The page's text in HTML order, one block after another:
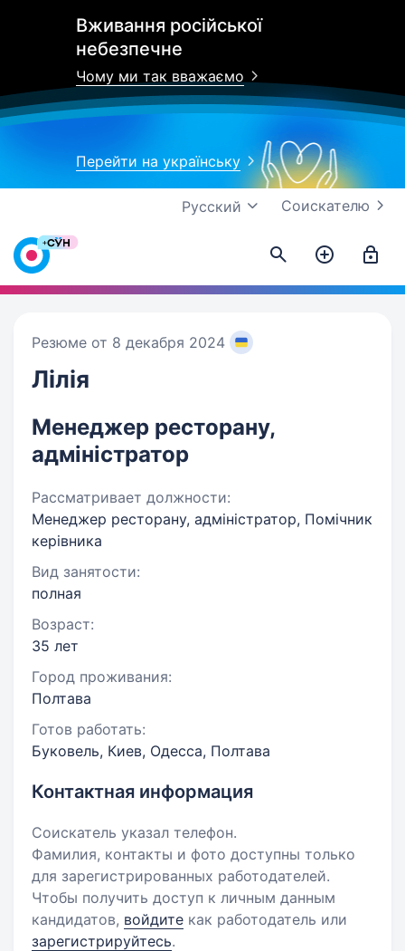
Вживання російської
небезпечне
Чому ми так вважаємо
Перейти на українську
Соискателю
Русский
Резюме от 8 декабря 2024
Лілія
Менеджер ресторану,
адміністратор
Рассматривает должности:
Менеджер ресторану, адміністратор, Помічник
керівника
Вид занятости:
полная
Возраст:
35 лет
Город проживания:
Полтава
Готов работать:
Буковель, Киев, Одесса, Полтава
Контактная информация
Соискатель указал телефон.
Фамилия, контакты и фото доступны только
для зарегистрированных работодателей.
Чтобы получить доступ к личным данным
кандидатов, войдите как работодатель или
зарегистрируйтесь.